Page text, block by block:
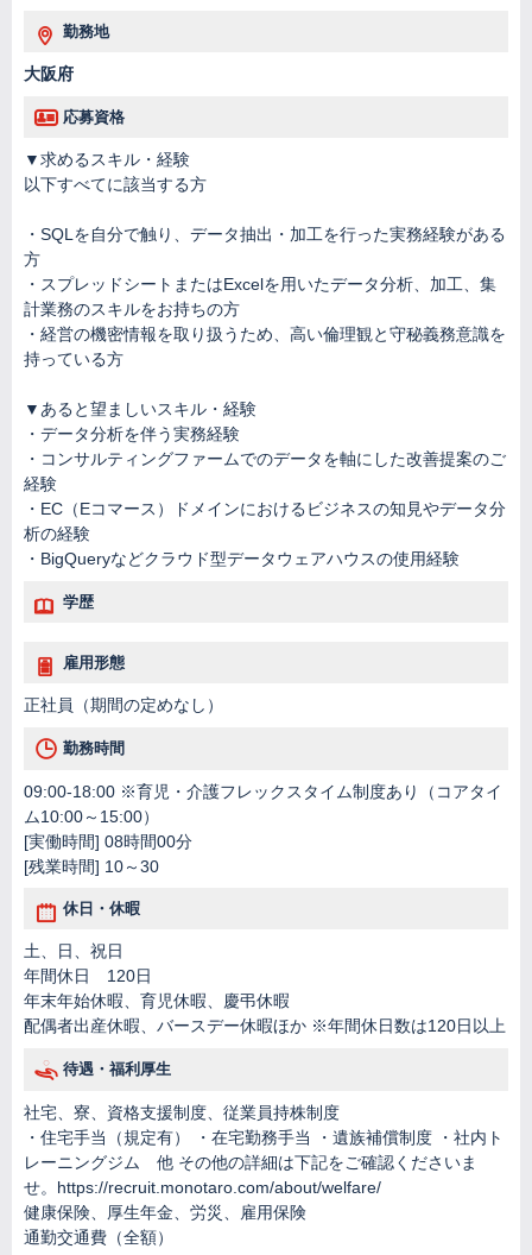
勤務地
大阪府
応募資格
▼求めるスキル・経験
以下すべてに該当する方
・SQLを自分で触り、データ抽出・加工を行った実務経験がある
方
・スプレッドシートまたはExcelを用いたデータ分析、加工、集
計業務のスキルをお持ちの方
・経営の機密情報を取り扱うため、高い倫理観と守秘義務意識を
持っている方
▼あると望ましいスキル・経験
・データ分析を伴う実務経験
・コンサルティングファームでのデータを軸にした改善提案のご
経験
・EC（Eコマース）ドメインにおけるビジネスの知見やデータ分
析の経験
・BigQueryなどクラウド型データウェアハウスの使用経験
学歴
雇用形態
正社員（期間の定めなし）
勤務時間
09:00-18:00 ※育児・介護フレックスタイム制度あり（コアタイ
ム10:00～15:00）
[実働時間] 08時間00分
[残業時間] 10～30
休日・休暇
土、日、祝日
年間休日 120日
年末年始休暇、育児休暇、慶弔休暇
配偶者出産休暇、バースデー休暇ほか ※年間休日数は120日以上
待遇・福利厚生
社宅、寮、資格支援制度、従業員持株制度
・住宅手当（規定有） ・在宅勤務手当 ・遺族補償制度 ・社内ト
レーニングジム 他 その他の詳細は下記をご確認くださいま
せ。https://recruit.monotaro.com/about/welfare/
健康保険、厚生年金、労災、雇用保険
通勤交通費（全額）